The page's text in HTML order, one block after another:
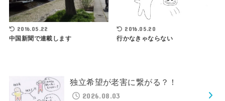
2016.05.22
中国新聞で連載します
2016.05.20
行かなきゃならない
独立希望が老害に繋がる？！
2026.08.03